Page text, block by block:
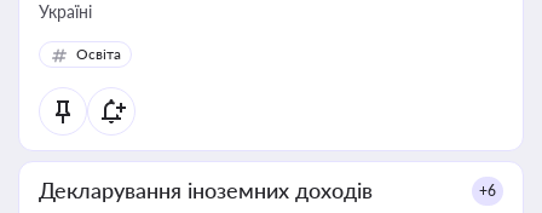
Україні
Освіта
Декларування іноземних доходів +6